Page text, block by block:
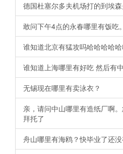
德国杜塞尔多夫机场打的到埃
敢问下午4点的永春哪里有饭吃
谁知道北京有猛攻吗哈哈哈哈
谁知道上海哪里有好吃 然后有
无锡现在哪里有卖泳衣？
亲，请问中山哪里有造纸厂啊
拜托了
舟山哪里有海鸥？快毕业了还